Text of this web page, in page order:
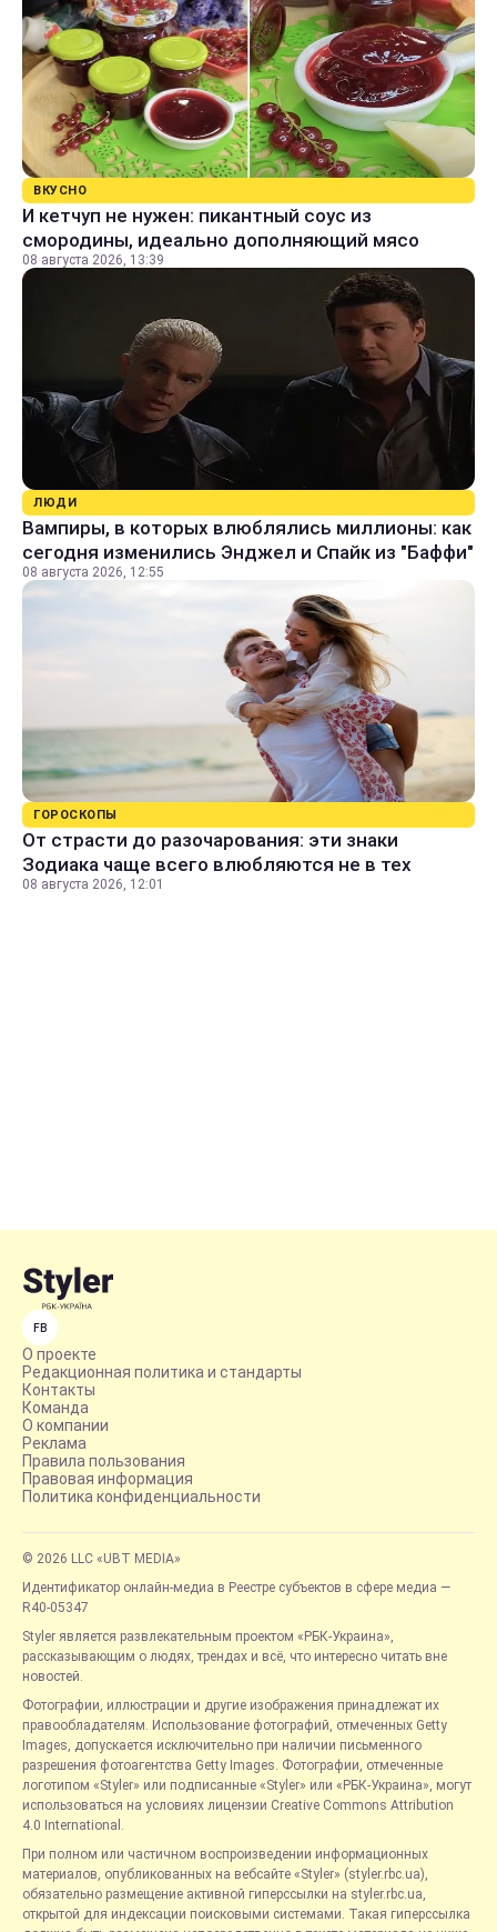
ВКУСНО
И кетчуп не нужен: пикантный соус из
смородины, идеально дополняющий мясо
08 августа 2026, 13:39
ЛЮДИ
Вампиры, в которых влюблялись миллионы: как
сегодня изменились Энджел и Спайк из "Баффи"
08 августа 2026, 12:55
ГОРОСКОПЫ
От страсти до разочарования: эти знаки
Зодиака чаще всего влюбляются не в тех
08 августа 2026, 12:01
FB
О проекте
Редакционная политика и стандарты
Контакты
Команда
О компании
Реклама
Правила пользования
Правовая информация
Политика конфиденциальности
© 2026 LLC «UBT MEDIA»
Идентификатор онлайн-медиа в Реестре субъектов в сфере медиа —
R40-05347
Styler является развлекательным проектом «РБК-Украина»,
рассказывающим о людях, трендах и всё, что интересно читать вне
новостей.
Фотографии, иллюстрации и другие изображения принадлежат их
правообладателям. Использование фотографий, отмеченных Getty
Images, допускается исключительно при наличии письменного
разрешения фотоагентства Getty Images. Фотографии, отмеченные
логотипом «Styler» или подписанные «Styler» или «РБК-Украина», могут
использоваться на условиях лицензии Creative Commons Attribution
4.0 International.
При полном или частичном воспроизведении информационных
материалов, опубликованных на вебсайте «Styler» (styler.rbc.ua),
обязательно размещение активной гиперссылки на styler.rbc.ua,
открытой для индексации поисковыми системами. Такая гиперссылка